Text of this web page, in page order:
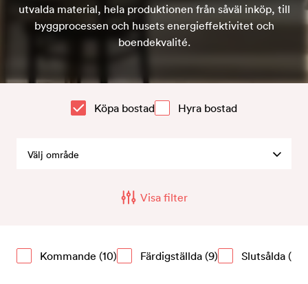
Om oss
Kontakt
utvalda material, hela produktionen från såväl inköp, till
byggprocessen och husets energieffektivitet och
boendekvalité.
Köpa bostad Hyra bostad
Välj område
Visa filter
Kommande (10) Färdigställda (9) Slutsålda (8)